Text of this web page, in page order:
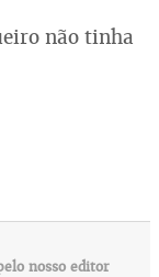
não tinha
nosso editor